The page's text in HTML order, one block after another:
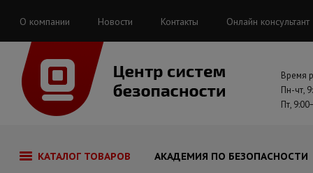
О компании Новости Контакты Онлайн консультант
Время
Пн-чт,
Пт,
КАТАЛОГ ТОВАРОВ АКАДЕМИЯ ПО БЕЗОПАСНОСТИ